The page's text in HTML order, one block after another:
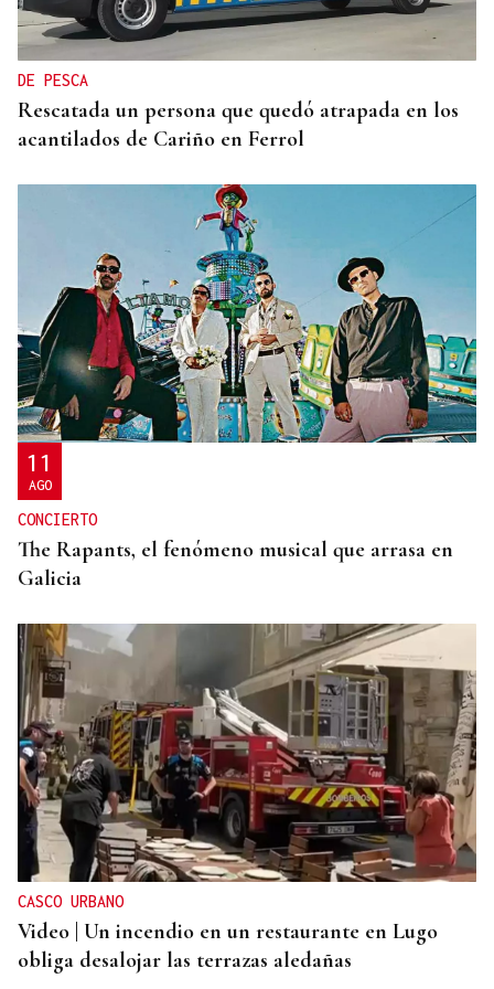
Ourense y tiene 200 habitantes: qué hacer y cómo
llegar
DE PESCA
Rescatada un persona que quedó atrapada en los
acantilados de Cariño en Ferrol
11
AGO
CONCIERTO
The Rapants, el fenómeno musical que arrasa en
Galicia
CASCO URBANO
Video | Un incendio en un restaurante en Lugo
obliga desalojar las terrazas aledañas